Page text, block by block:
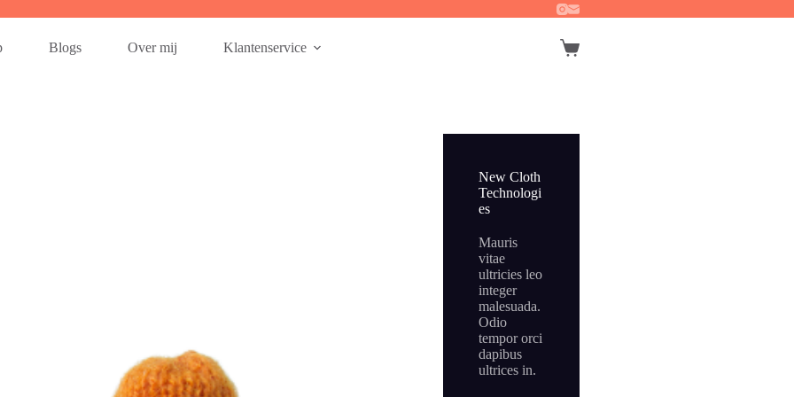
Blogs Over mij Klantenservice Winkelwagen
New Cloth
Technologi
es
Mauris
vitae
ultricies leo
integer
malesuada.
Odio
tempor orci
dapibus
ultrices in.